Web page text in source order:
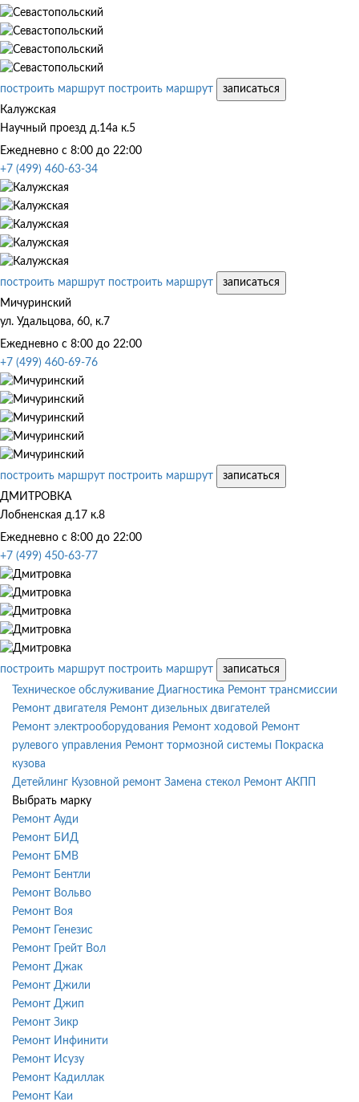
построить маршрут построить маршрут
записаться
Калужская
Научный проезд д.14а к.5
Ежедневно с 8:00 до 22:00
+7 (499) 460-63-34
построить маршрут построить маршрут
записаться
Мичуринский
ул. Удальцова, 60, к.7
Ежедневно с 8:00 до 22:00
+7 (499) 460-69-76
построить маршрут построить маршрут
записаться
ДМИТРОВКА
Лобненская д.17 к.8
Ежедневно с 8:00 до 22:00
+7 (499) 450-63-77
построить маршрут построить маршрут
записаться
Техническое обслуживание Диагностика Ремонт трансмиссии
Ремонт двигателя Ремонт дизельных двигателей
Ремонт электрооборудования Ремонт ходовой Ремонт
рулевого управления Ремонт тормозной системы
Покраска
кузова
Детейлинг Кузовной ремонт Замена стекол Ремонт АКПП
Выбрать марку
Ремонт Ауди
Ремонт БИД
Ремонт БМВ
Ремонт Бентли
Ремонт Вольво
Ремонт Воя
Ремонт Генезис
Ремонт Грейт Вол
Ремонт Джак
Ремонт Джили
Ремонт Джип
Ремонт Зикр
Ремонт Инфинити
Ремонт Исузу
Ремонт Кадиллак
Ремонт Каи